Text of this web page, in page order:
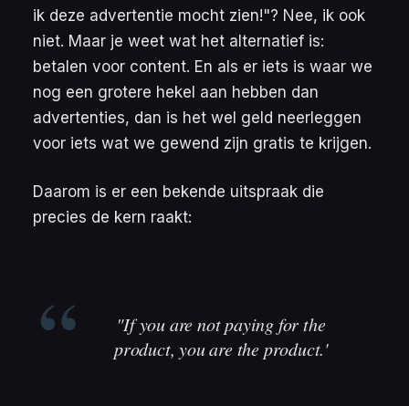
ik deze advertentie mocht zien!"? Nee, ik ook
niet. Maar je weet wat het alternatief is:
betalen voor content. En als er iets is waar we
nog een grotere hekel aan hebben dan
advertenties, dan is het wel geld neerleggen
voor iets wat we gewend zijn gratis te krijgen.
Daarom is er een bekende uitspraak die
precies de kern raakt:
"If you are not paying for the
product, you are the product.'